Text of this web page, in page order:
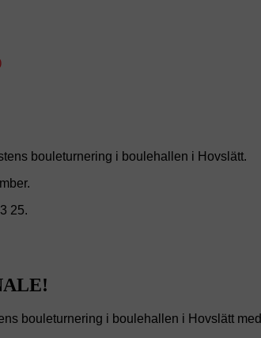
bouleturnering i boulehallen i Hovslätt.
25.
bouleturnering i boulehallen i Hovslätt